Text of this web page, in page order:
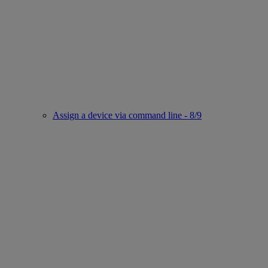
Assign a device via command line - 8/9